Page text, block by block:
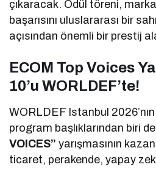
çıkaracak. Ödül töreni,
başarısını uluslararası bir
açısından önemli bir prestij
ECOM Top Voices
10’u WORLDEF’te!
WORLDEF Istanbul
program başlıklarından biri de
VOICES”yarışmasının
ticaret, perakende, yapay